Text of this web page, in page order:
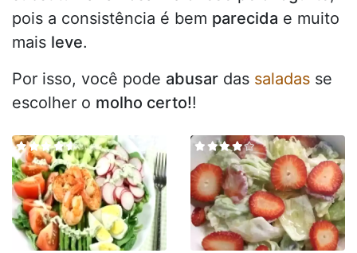
pois a consistência é bem parecida e muito
mais leve.
Por isso, você pode abusar das saladas se
escolher o molho certo!!